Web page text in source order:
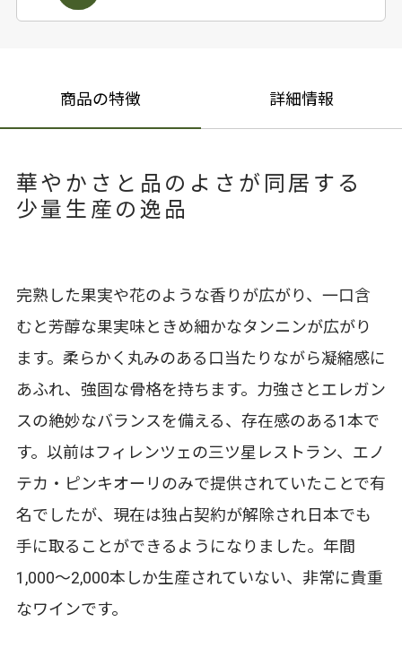
商品の特徴 詳細情報
華やかさと品のよさが同居する
少量生産の逸品
完熟した果実や花のような香りが広がり、一口含
むと芳醇な果実味ときめ細かなタンニンが広がり
ます。柔らかく丸みのある口当たりながら凝縮感に
あふれ、強固な骨格を持ちます。力強さとエレガン
スの絶妙なバランスを備える、存在感のある1本で
す。以前はフィレンツェの三ツ星レストラン、エノ
テカ・ピンキオーリのみで提供されていたことで有
名でしたが、現在は独占契約が解除され日本でも
手に取ることができるようになりました。年間
1,000～2,000本しか生産されていない、非常に貴重
なワインです。